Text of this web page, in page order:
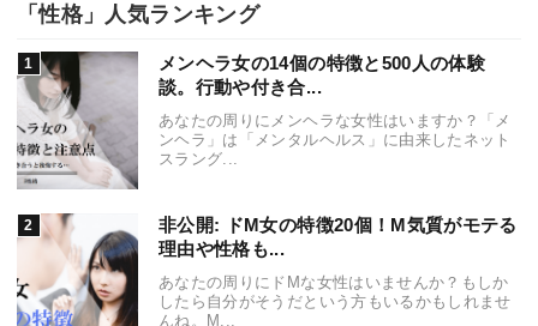
「性格」人気ランキング
メンヘラ女の14個の特徴と500人の体験
談。行動や付き合...
あなたの周りにメンヘラな女性はいますか？「メ
ンヘラ」は「メンタルヘルス」に由来したネット
スラング...
非公開: ドM女の特徴20個！M気質がモテる
理由や性格も...
あなたの周りにドMな女性はいませんか？もしか
したら自分がそうだという方もいるかもしれませ
んね。M...